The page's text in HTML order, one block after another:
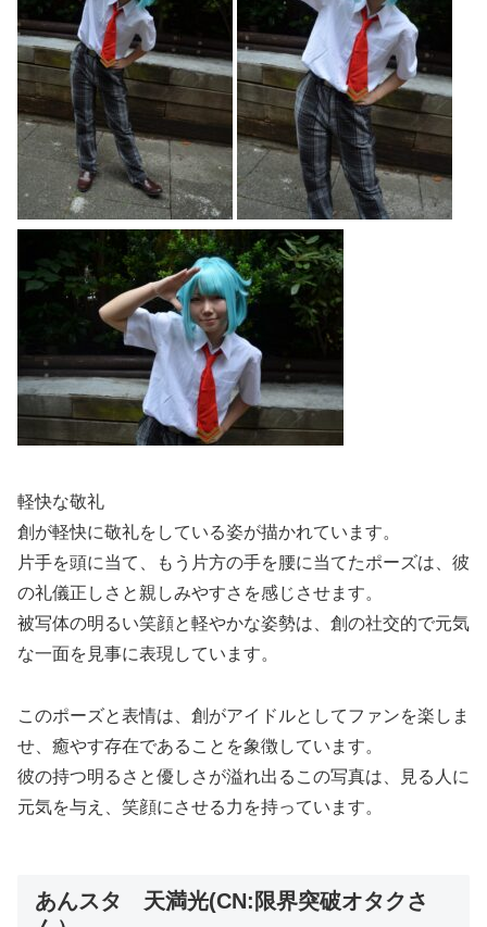
軽快な敬礼
創が軽快に敬礼をしている姿が描かれています。
片手を頭に当て、もう片方の手を腰に当てたポーズは、彼
の礼儀正しさと親しみやすさを感じさせます。
被写体の明るい笑顔と軽やかな姿勢は、創の社交的で元気
な一面を見事に表現しています。
このポーズと表情は、創がアイドルとしてファンを楽しま
せ、癒やす存在であることを象徴しています。
彼の持つ明るさと優しさが溢れ出るこの写真は、見る人に
元気を与え、笑顔にさせる力を持っています。
あんスタ 天満光(CN:限界突破オタクさ